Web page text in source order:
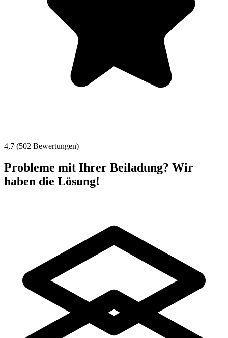
4,7 (502 Bewertungen)
Probleme mit Ihrer Beiladung? Wir
haben die Lösung!